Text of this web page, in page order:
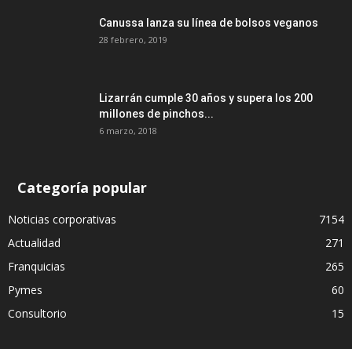
Canussa lanza su línea de bolsos veganos
28 febrero, 2019
Lizarrán cumple 30 años y supera los 200
millones de pinchos...
6 marzo, 2018
Categoría popular
Noticias corporativas
7154
Actualidad
271
Franquicias
265
Pymes
60
Consultorio
15